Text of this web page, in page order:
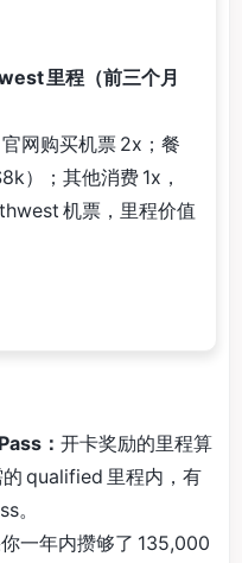
里程（前三个月
网购买机票 2x；餐
）；其他消费 1x，
机票，里程价值
： 开卡奖励的里程算
qualified 里程内，有
。
一年内攒够了 135,000